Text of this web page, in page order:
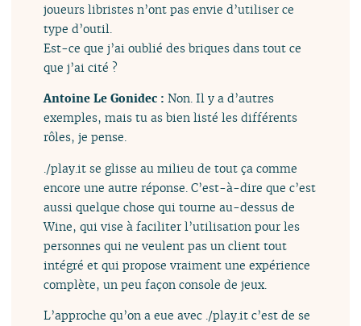
joueurs libristes n’ont pas envie d’utiliser ce
type d’outil.
Est-ce que j’ai oublié des briques dans tout ce
que j’ai cité ?
Antoine Le Gonidec :Non. Il y a d’autres
exemples, mais tu as bien listé les différents
rôles, je pense.
./play.it se glisse au milieu de tout ça comme
encore une autre réponse. C’est-à-dire que c’est
aussi quelque chose qui tourne au-dessus de
Wine, qui vise à faciliter l’utilisation pour les
personnes qui ne veulent pas un client tout
intégré et qui propose vraiment une expérience
complète, un peu façon console de jeux.
L’approche qu’on a eue avec ./play.it c’est de se